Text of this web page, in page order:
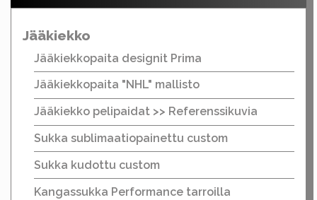
Jääkiekko
Jääkiekkopaita designit Prima
Jääkiekkopaita "NHL" mallisto
Jääkiekko pelipaidat >> Referenssikuvia
Sukka sublimaatiopainettu custom
Sukka kudottu custom
Kangassukka Performance tarroilla